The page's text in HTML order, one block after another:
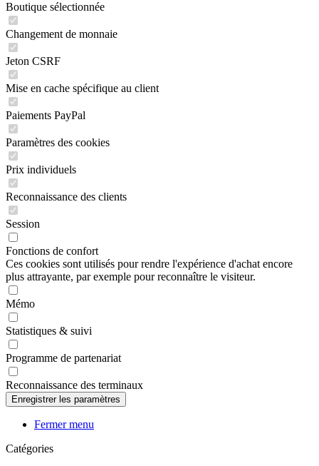
Boutique sélectionnée
Changement de monnaie
Jeton CSRF
Mise en cache spécifique au client
Paiements PayPal
Paramètres des cookies
Prix individuels
Reconnaissance des clients
Session
Fonctions de confort
Ces cookies sont utilisés pour rendre l'expérience d'achat encore
plus attrayante, par exemple pour reconnaître le visiteur.
Mémo
Statistiques & suivi
Programme de partenariat
Reconnaissance des terminaux
Fermer menu
Catégories